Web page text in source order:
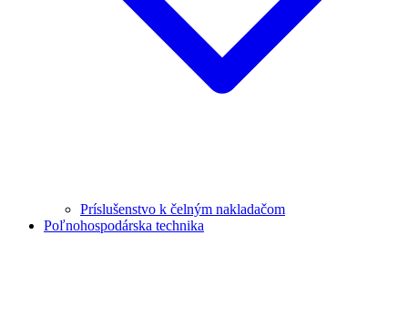
Príslušenstvo k čelným nakladačom
Poľnohospodárska technika